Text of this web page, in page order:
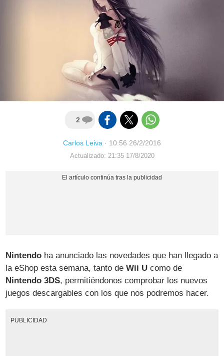
2
Carlos Leiva · 10:56 26/2/2016
Actualizado: 21:35 17/8/2020
Nintendo ha anunciado las novedades que han llegado a
la eShop esta semana, tanto deWii U como de
Nintendo 3DS, permitiéndonos comprobar los nuevos
juegos descargables con los que nos podremos hacer.
PUBLICIDAD